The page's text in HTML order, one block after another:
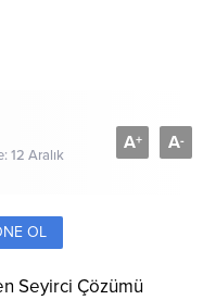
12 Aralık
A+ A-
OL
Seyirci Çözümü